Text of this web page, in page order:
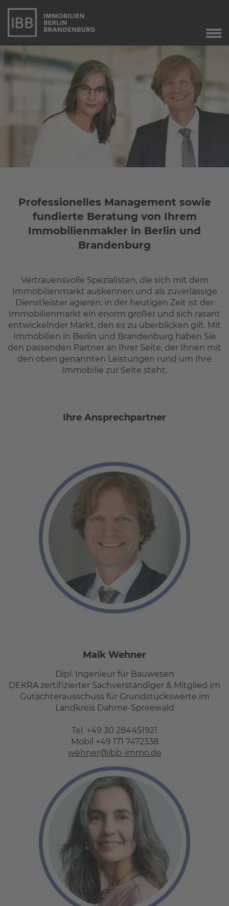
Start
Verkauf
Immobilienverkauf
Immobilienbewertung
Unser Service
Angebote
Aktuelle Angebote
Referenzen
Das Stammteam
Leistungen
Referenzen
Stellenangebote
Kontakt
Professionelles Management sowie
fundierte Beratung von Ihrem
Immobilienmakler in Berlin und
Brandenburg
Vertrauensvolle Spezialisten, die sich mit dem
Immobilienmarkt auskennen und als zuverlässige
Dienstleister agieren: in der heutigen Zeit ist der
Immobilienmarkt ein enorm großer und sich rasant
entwickelnder Markt, den es zu überblicken gilt. Mit
Immobilien in Berlin und Brandenburg haben Sie
den passenden Partner an Ihrer Seite, der Ihnen mit
den oben genannten Leistungen rund um Ihre
Immobilie zur Seite steht.
Ihre Ansprechpartner
Maik Wehner
Dipl. Ingenieur für Bauwesen
DEKRA zertifizierter Sachverständiger & Mitglied im
Gutachterausschuss für Grundstückswerte im
Landkreis Dahme-Spreewald
Tel. +49 30 284451921
Mobil +49 171 7472338
wehner@ibb-immo.de